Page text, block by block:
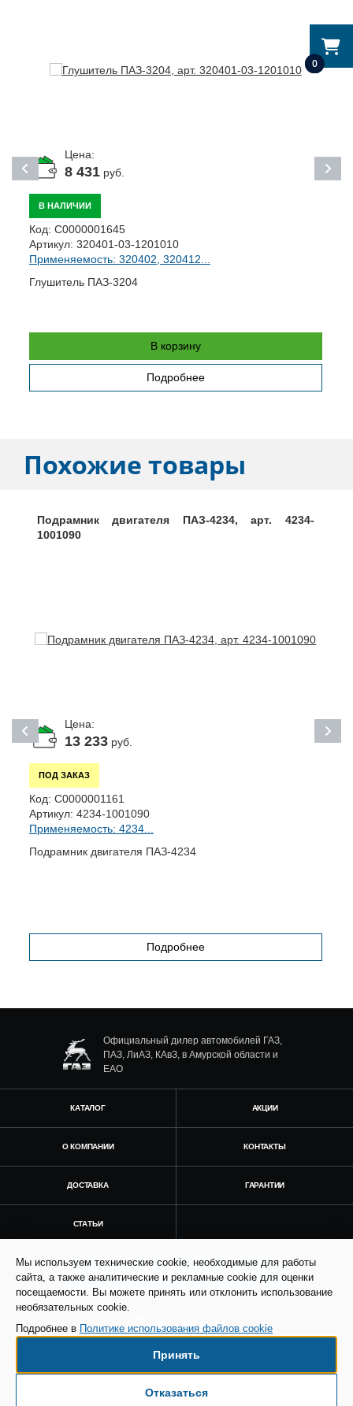
0
Цена:
8 431руб.
В НАЛИЧИИ
Код: С0000001645
Артикул: 320401-03-1201010
Применяемость: 320402, 320412...
Глушитель ПАЗ-3204
В корзину
Подробнее
Похожие товары
Подрамник двигателя ПАЗ-4234, арт. 4234-
1001090
Цена:
13 233руб.
ПОД ЗАКАЗ
Код: С0000001161
Артикул: 4234-1001090
Применяемость: 4234...
Подрамник двигателя ПАЗ-4234
Подробнее
Официальный дилер автомобилей ГАЗ,
ПАЗ, ЛиАЗ, КАвЗ, в Амурской области и
ЕАО
КАТАЛОГ АКЦИИ
О КОМПАНИИ КОНТАКТЫ
ДОСТАВКА ГАРАНТИИ
СТАТЬИ
Получить консультацию
© Все права защищены. Информация сайта
Мы используем технические cookie, необходимые для работы
сайта, а также аналитические и рекламные cookie для оценки
посещаемости. Вы можете принять или отклонить использование
необязательных cookie.
Подробнее в Политике использования файлов cookie
Принять
Отказаться